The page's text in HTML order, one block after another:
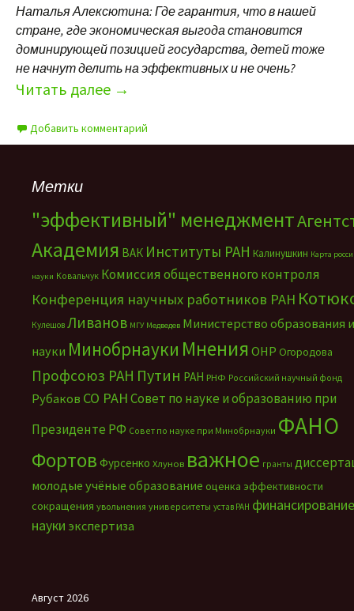
Наталья Алексютина: Где гарантия, что в нашей
стране, где экономическая выгода становится
доминирующей позицией государства, детей тоже
не начнут делить на эффективных и не очень?
Читать далее →
Добавить комментарий
Метки
"эффективный" менеджмент
Академия ВАК Институты РАН Калинушкин Карта
науки Ковальчук Комиссия общественного контроля
Конференция научных работников РАН
Кулешов Ливанов МГУ Медведев Министерство образования и
науки Минобрнауки Мнения ОНР Огородова
Профсоюз РАН Путин РАН РНФ Российский научный фонд
Рубаков СО РАНСовет по науке и образованию при
Президенте РФ Совет по науке при Минобрнауки ФАНО
Фортов Фурсенко Хлунов важное гранты
молодые учёные образование оценка эффективности
сокращения увольнения университеты устав РАН финансирование
науки экспертиза
Август 2026